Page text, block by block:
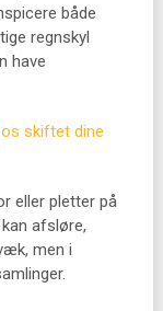
både
regnskyl
have
skiftet dine
eller pletter på
afsløre,
men i